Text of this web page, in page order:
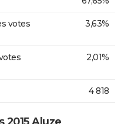
votes
3,63%
2,01%
4 818